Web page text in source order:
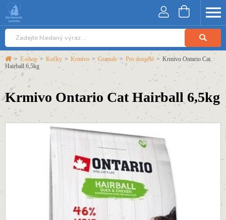
> E-shop > Kočky > Krmivo > Granule > Pro dospělé > Krmivo Ontario Cat
Hairball 6,5kg
Krmivo Ontario Cat Hairball 6,5kg